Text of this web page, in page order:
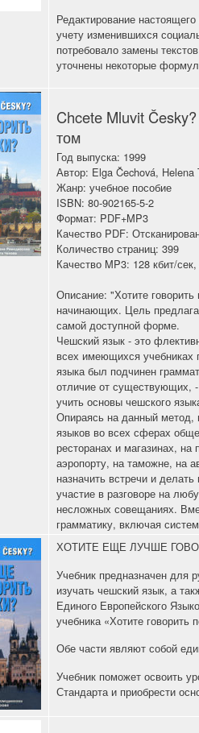
Редактирование
учету изменившихся
потребовало замены
уточнены некоторые
Chcete Mluvit
том
Год выпуска: 1999
Автор: Elga Čechová, Helena
Жанр: учебное пособие
ISBN: 80-902165-5-2
Формат: PDF+MP3
Качество PDF:
Количество страниц: 399
Качество MP3: 128 кбит/
Описание: "Хотите
начинающих. Цель
самой доступной форме.
Чешский язык - это
всех имеющихся учебниках
языка был подчинен
отличие от существующих,
учить основы чешского
Опираясь на данный метод,
языков во всех сферах
ресторанах и магазинах,
аэропорту, на таможне, на
назначить встречи и
участие в разговоре на
несложных совещаниях.
грамматику, включая
ХОТИТЕ ЕЩЕ ЛУЧШЕ
Учебник предназначен для
изучать чешский язык, а
Единого Европейского
учебника «Хотите говорить
Обе части являют собой
Учебник поможет освоить
Стандарта и приобрести